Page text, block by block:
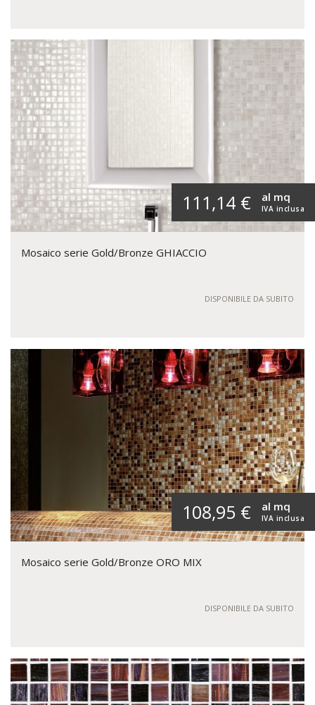
111,14 € IVA inclusa
al mq
Mosaico serie Gold/Bronze GHIACCIO
DISPONIBILE DA SUBITO
108,95 € IVA inclusa
al mq
Mosaico serie Gold/Bronze ORO MIX
DISPONIBILE DA SUBITO